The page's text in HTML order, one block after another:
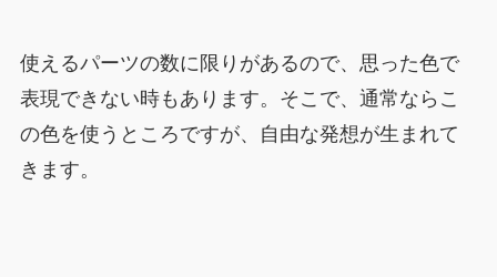
使えるパーツの数に限りがあるので、思った色で
表現できない時もあります。そこで、通常ならこ
の色を使うところですが、自由な発想が生まれて
きます。